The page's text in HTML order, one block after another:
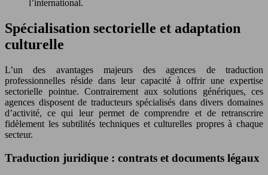
l’international.
Spécialisation sectorielle et adaptation
culturelle
L’un des avantages majeurs des agences de traduction
professionnelles réside dans leur capacité à offrir une expertise
sectorielle pointue. Contrairement aux solutions génériques, ces
agences disposent de traducteurs spécialisés dans divers domaines
d’activité, ce qui leur permet de comprendre et de retranscrire
fidèlement les subtilités techniques et culturelles propres à chaque
secteur.
Traduction juridique : contrats et documents légaux